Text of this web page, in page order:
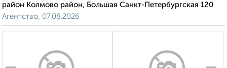
район Колмово район, Большая Санкт-Петербургская 120
Агентство, 07.08.2026